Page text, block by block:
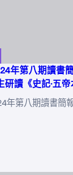
年第八期讀書
讀《史記·五帝
年第八期讀書簡